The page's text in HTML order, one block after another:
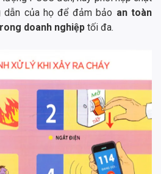
dẫn của họ để đảm bảo an toàn
doanh nghiệp tối đa.